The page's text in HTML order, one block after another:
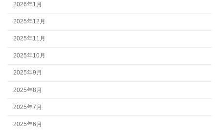
2026年1月
2025年12月
2025年11月
2025年10月
2025年9月
2025年8月
2025年7月
2025年6月